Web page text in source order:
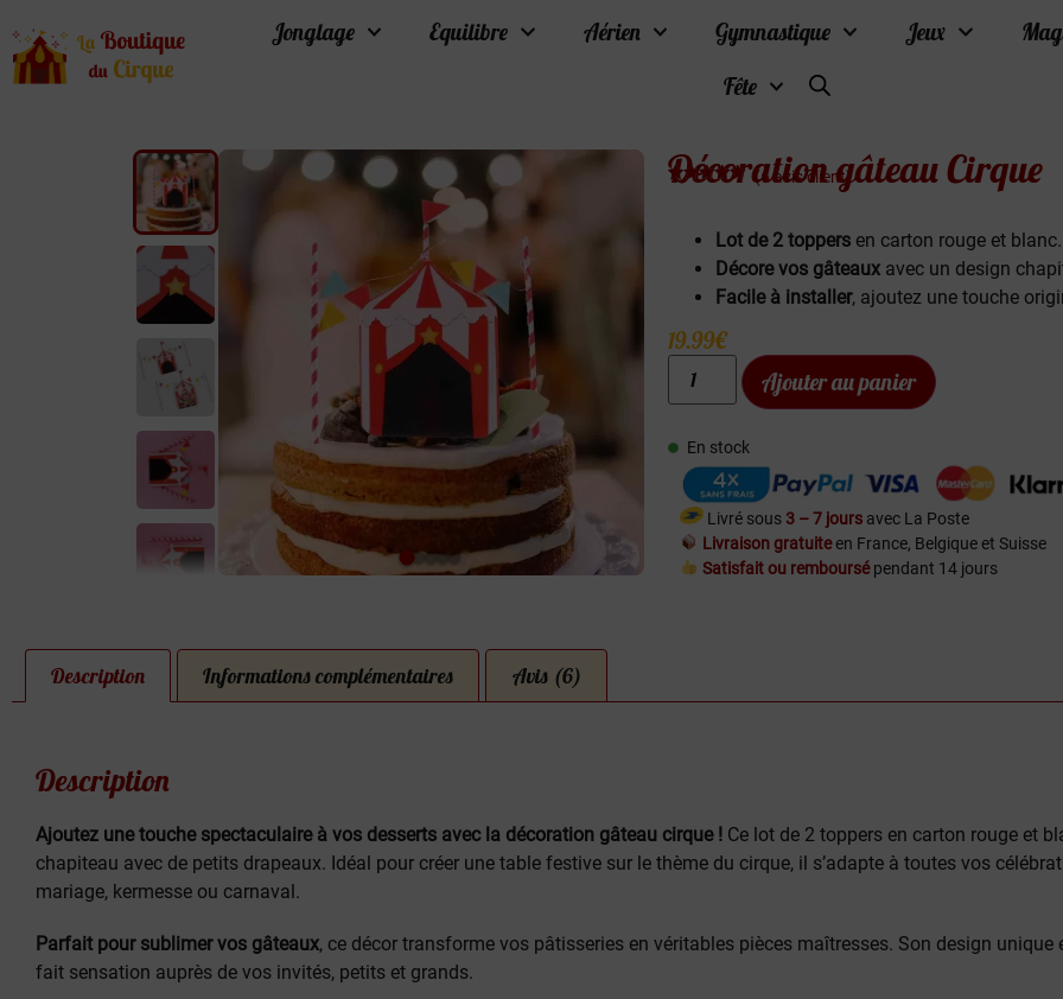
Jonglage Equilibre Aérien Gymnastique Jeux
Fête
Décoration gâteau Cirque
notations
(6avis client)
Lot de 2 toppersen carton rouge et blanc.
Décore vos gâteauxavec un design
Facile à installer, ajoutez une touche
19.99€
Ajouter au panier
En stock
Livré sous 3 – 7 jours avec La Poste
Livraison gratuiteen France, Belgique et Suisse
Satisfait ou remboursépendant 14 jours
Description Informations complémentaires Avis (6)
Description
Ajoutez une touche spectaculaire à vos desserts avec la décoration gâteau cirque ! Ce lot de 2 toppers en carton rouge et
chapiteau avec de petits drapeaux. Idéal pour créer une table festive sur le thème du cirque, il s’adapte à toutes vos
mariage, kermesse ou carnaval.
Parfait pour sublimer vos gâteaux, ce décor transforme vos pâtisseries en véritables pièces maîtresses. Son design unique
fait sensation auprès de vos invités, petits et grands.